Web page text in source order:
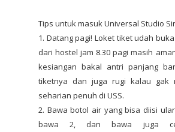
Tips untuk masuk Universal Studio
1. Datang pagi! Loket tiket udah
dari hostel jam 8.30 pagi masih
kesiangan bakal antri panjang
tiketnya dan juga rugi kalau gak
seharian penuh di USS.
2. Bawa botol air yang bisa diisi
bawa 2, dan bawa juga